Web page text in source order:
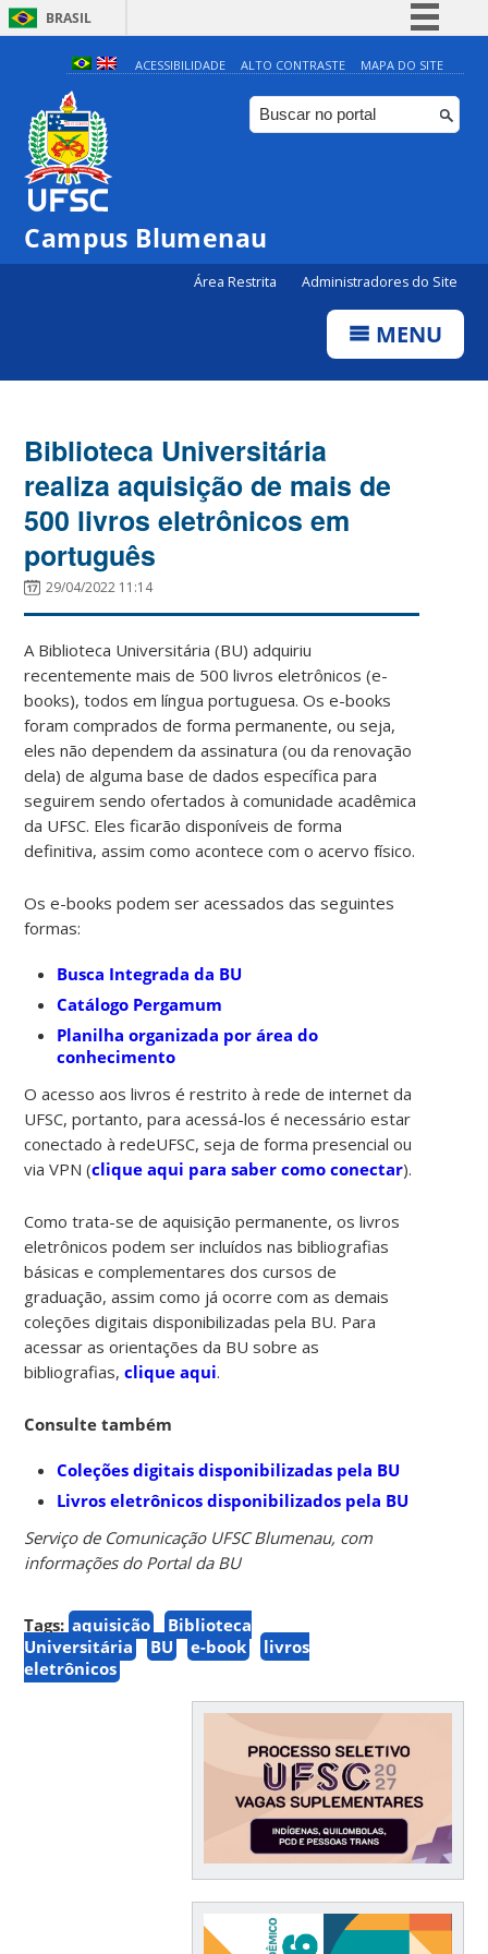
BRASIL
Simplifique!
Comunica BR
Participe
ACESSIBILIDADE ALTO CONTRASTE MAPA DO SITE
Campus Blumenau
Área Restrita Administradores do Site
MENU
Biblioteca Universitária
realiza aquisição de mais de
500 livros eletrônicos em
português
29/04/2022 11:14
A Biblioteca Universitária (BU) adquiriu
recentemente mais de 500 livros eletrônicos (e-
books), todos em língua portuguesa. Os e-books
foram comprados de forma permanente, ou seja,
eles não dependem da assinatura (ou da renovação
dela) de alguma base de dados específica para
seguirem sendo ofertados à comunidade acadêmica
da UFSC. Eles ficarão disponíveis de forma
definitiva, assim como acontece com o acervo físico.
Os e-books podem ser acessados das seguintes
formas:
Busca Integrada da BU
Catálogo Pergamum
Planilha organizada por área do
conhecimento
O acesso aos livros é restrito à rede de internet da
UFSC, portanto, para acessá-los é necessário estar
conectado à redeUFSC, seja de forma presencial ou
via VPN (clique aqui para saber como conectar).
Como trata-se de aquisição permanente, os livros
eletrônicos podem ser incluídos nas bibliografias
básicas e complementares dos cursos de
graduação, assim como já ocorre com as demais
coleções digitais disponibilizadas pela BU. Para
acessar as orientações da BU sobre as
bibliografias,clique aqui.
Consulte também
Coleções digitais disponibilizadas pela BU
Livros eletrônicos disponibilizados pela BU
Serviço de Comunicação UFSC Blumenau, com
informações do Portal da BU
Tags: aquisição
Biblioteca
Universitária
BU e-book
livros
eletrônicos